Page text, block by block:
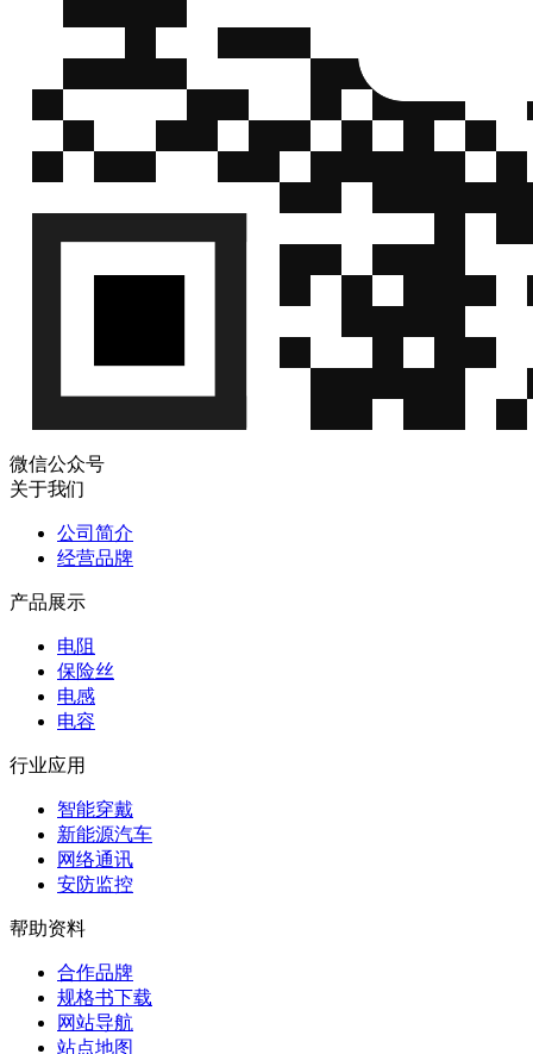
微信公众号
关于我们
公司简介
经营品牌
产品展示
电阻
保险丝
电感
电容
行业应用
智能穿戴
新能源汽车
网络通讯
安防监控
帮助资料
合作品牌
规格书下载
网站导航
站点地图